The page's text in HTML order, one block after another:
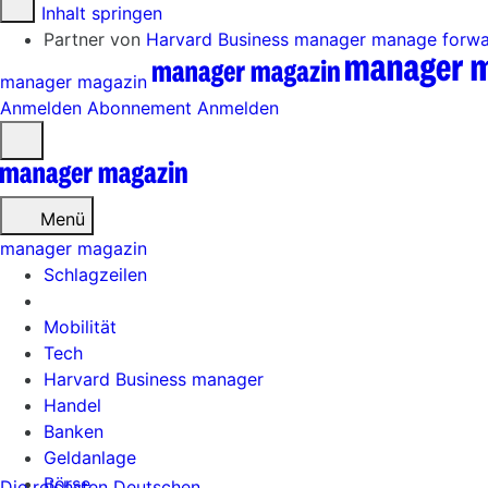
Zum Inhalt springen
Partner von Harvard Business manager manage
manager magazin
Anmelden Abonnement Anmelden
öffnen
Menü
Schlagzeilen
Mobilität
Tech
Harvard Business manager
Handel
Banken
Geldanlage
Börse
manager magazin